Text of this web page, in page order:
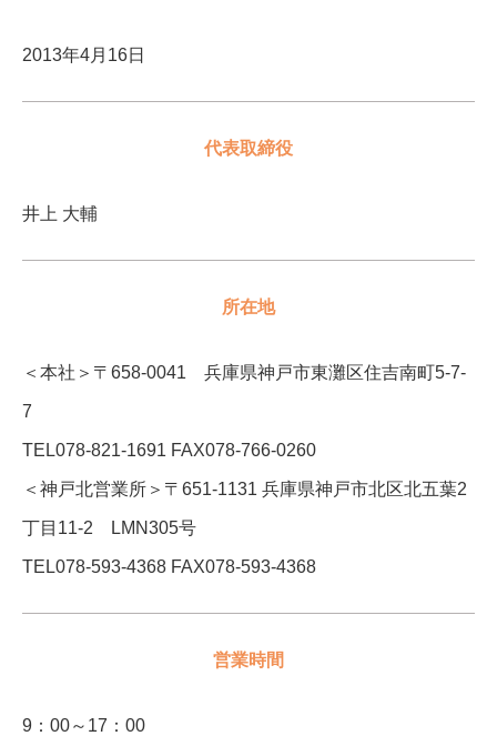
2013年4月16日
代表取締役
井上 大輔
所在地
＜本社＞〒658-0041 兵庫県神戸市東灘区住吉南町5-7-
7
TEL078-821-1691 FAX078-766-0260
＜神戸北営業所＞〒651-1131 兵庫県神戸市北区北五葉2
丁目11-2 LMN305号
TEL078-593-4368 FAX078-593-4368
営業時間
9：00～17：00